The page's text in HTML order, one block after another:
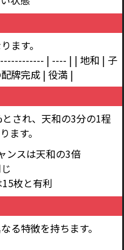
ます。
| ---- | | 地和 | 子
牌完成 | 役満 |
され、天和の3分の1程
ます。
ンスは天和の3倍
枚と有利
る特徴を持ちます。